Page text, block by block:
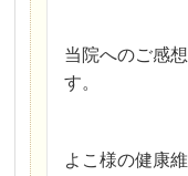
当院へのご感
す。
よこ様の健康